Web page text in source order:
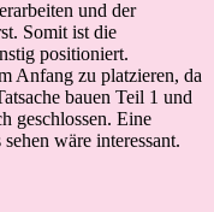
und der
Somit ist die
positioniert.
Anfang zu platzieren, da
bauen Teil 1 und
geschlossen. Eine
wäre interessant.